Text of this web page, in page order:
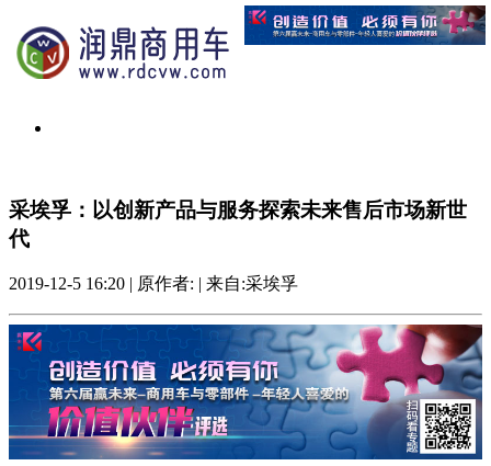
采埃孚：以创新产品与服务探索未来售后市场新世
代
2019-12-5 16:20 | 原作者: | 来自:采埃孚